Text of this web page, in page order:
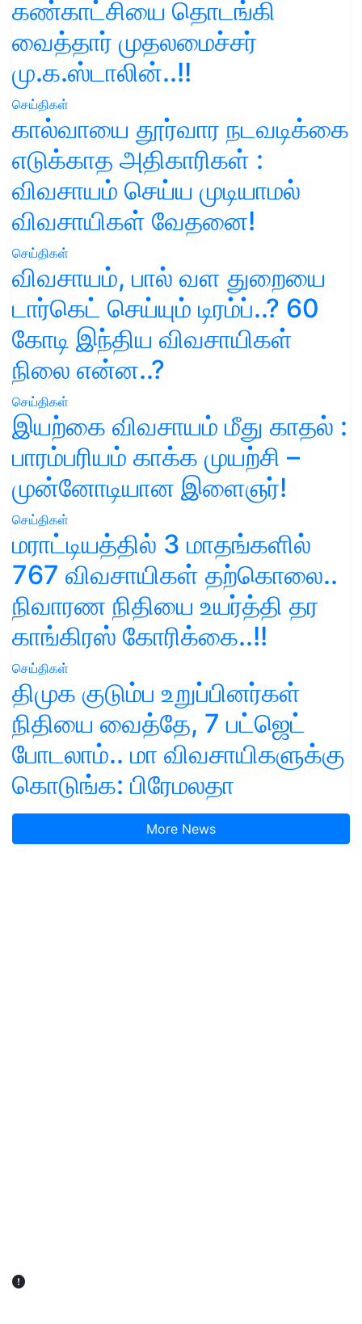
கண்காட்சியை தொடங்கி
வைத்தார் முதலமைச்சர்
மு.க.ஸ்டாலின்..!!
செய்திகள்
கால்வாயை தூர்வார நடவடிக்கை
எடுக்காத அதிகாரிகள் :
விவசாயம் செய்ய முடியாமல்
விவசாயிகள் வேதனை!
செய்திகள்
விவசாயம், பால் வள துறையை
டார்கெட் செய்யும் டிரம்ப்..? 60
கோடி இந்திய விவசாயிகள்
நிலை என்ன..?
செய்திகள்
இயற்கை விவசாயம் மீது காதல் :
பாரம்பரியம் காக்க முயற்சி –
முன்னோடியான இளைஞர்!
செய்திகள்
மராட்டியத்தில் 3 மாதங்களில்
767 விவசாயிகள் தற்கொலை..
நிவாரண நிதியை உயர்த்தி தர
காங்கிரஸ் கோரிக்கை..!!
செய்திகள்
திமுக குடும்ப உறுப்பினர்கள்
நிதியை வைத்தே, 7 பட்ஜெட்
போடலாம்.. மா விவசாயிகளுக்கு
கொடுங்க: பிரேமலதா
More News